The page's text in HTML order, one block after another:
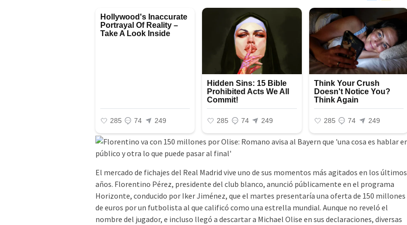
El mercado de fichajes del Real Madrid vive uno de sus momentos más agitados en los últimos
años. Florentino Pérez, presidente del club blanco, anunció públicamente en el programa
Horizonte, conducido por Iker Jiménez, que el martes presentaría una oferta de 150 millones
de euros por un futbolista al que calificó como una estrella mundial. Aunque no reveló el
nombre del jugador, e incluso llegó a descartar a Michael Olise en sus declaraciones, diversas